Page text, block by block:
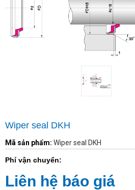
Wiper seal DKH
Mã sản phẩm: Wiper seal DKH
Phí vận chuyển:
Liên hệ báo giá